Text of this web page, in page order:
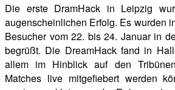
Die erste DramHack in Leipzig
augenscheinlichen Erfolg. Es wurden
Besucher vom 22. bis 24. Januar in
begrüßt. Die DreamHack fand in
allem im Hinblick auf den
Matches live mitgefiebert werden